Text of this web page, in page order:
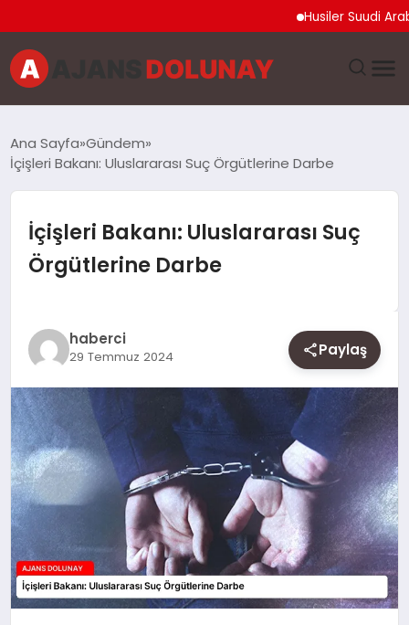
Husiler Suudi
EĞITIM
EKONOMI
GENEL
MAGAZIN
SAĞLIK
SIYASET
SPOR
YAŞAM
Ana Sayfa Gündem
İçişleri Bakanı: Uluslararası Suç Örgütlerine Darbe
İçişleri Bakanı: Uluslararası Suç
Örgütlerine Darbe
haberci
29 Temmuz 2024 Paylaş